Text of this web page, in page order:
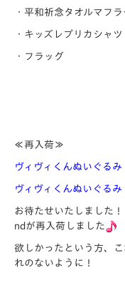
・平和祈念タオルマフ
・キッズレプリカシャツ
・フラッグ
≪再入荷≫
ヴィヴィくんぬいぐる
ヴィヴィくんぬいぐる
お待たせいたしました
ndが再入荷しました
欲しかったという方、
れのないように！